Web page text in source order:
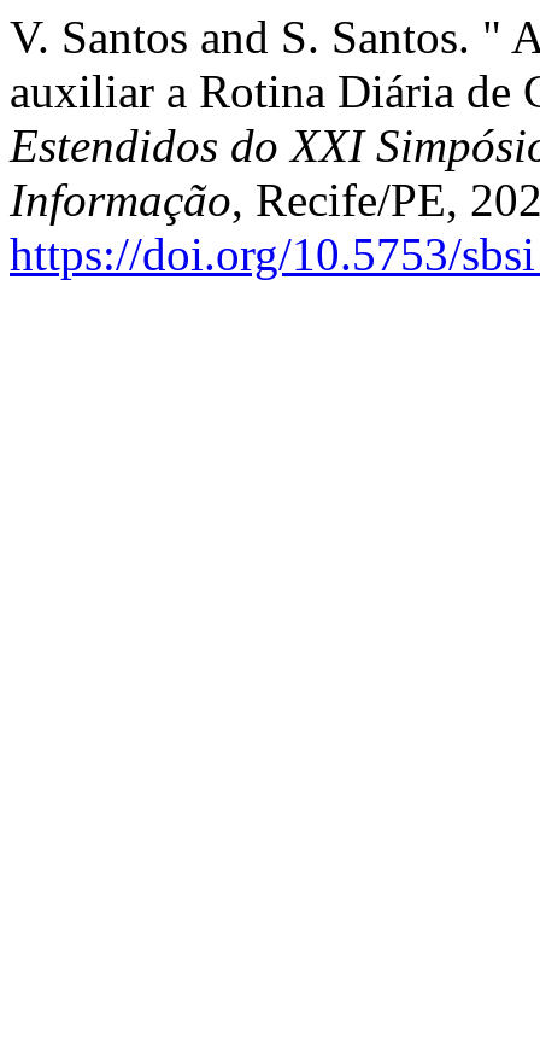
V. Santos and S. Santos. "
auxiliar a Rotina Diária de
Estendidos do XXI
Informação, Recife/PE,
https://doi.org/10.5753/